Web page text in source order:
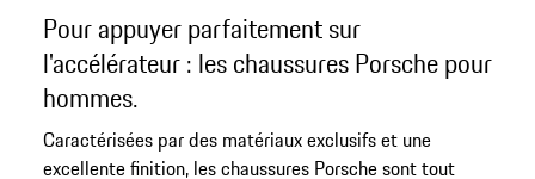
Pour appuyer parfaitement sur
l'accélérateur : les chaussures Porsche pour
hommes.
Caractérisées par des matériaux exclusifs et une
excellente finition, les chaussures Porsche sont tout